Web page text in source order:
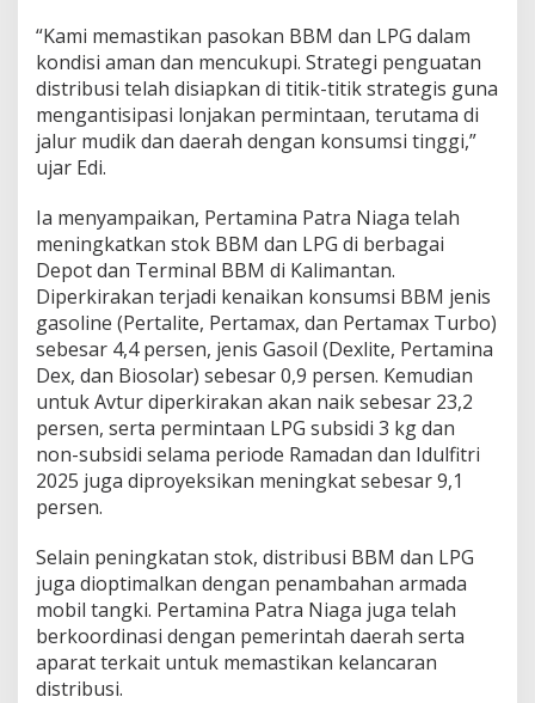
“Kami memastikan pasokan BBM dan LPG dalam
kondisi aman dan mencukupi. Strategi penguatan
distribusi telah disiapkan di titik-titik strategis guna
mengantisipasi lonjakan permintaan, terutama di
jalur mudik dan daerah dengan konsumsi tinggi,”
ujar Edi.
Ia menyampaikan, Pertamina Patra Niaga telah
meningkatkan stok BBM dan LPG di berbagai
Depot dan Terminal BBM di Kalimantan.
Diperkirakan terjadi kenaikan konsumsi BBM jenis
gasoline (Pertalite, Pertamax, dan Pertamax Turbo)
sebesar 4,4 persen, jenis Gasoil (Dexlite, Pertamina
Dex, dan Biosolar) sebesar 0,9 persen. Kemudian
untuk Avtur diperkirakan akan naik sebesar 23,2
persen, serta permintaan LPG subsidi 3 kg dan
non-subsidi selama periode Ramadan dan Idulfitri
2025 juga diproyeksikan meningkat sebesar 9,1
persen.
Selain peningkatan stok, distribusi BBM dan LPG
juga dioptimalkan dengan penambahan armada
mobil tangki. Pertamina Patra Niaga juga telah
berkoordinasi dengan pemerintah daerah serta
aparat terkait untuk memastikan kelancaran
distribusi.